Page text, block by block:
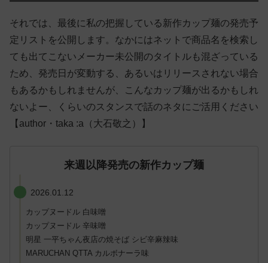
それでは、最後に私の把握している新作カップ麺の発売予
定リストを公開します。なかにはネットで商品名を検索し
ても出てこないメーカー未公開のタイトルも混ざっている
ため、発売日が変動する、あるいはリリースされない場合
もあるかもしれませんが、こんなカップ麺が出るかもしれ
ないよー、くらいのスタンスで話のネタにご活用ください
【author・taka :a（大石敬之）】
来週以降発売の新作カップ麺
2026.01.12
カップヌードル 白味噌
カップヌードル 辛味噌
明星 一平ちゃん夜店の焼そば シビ辛麻辣味
MARUCHAN QTTA カルボナーラ味